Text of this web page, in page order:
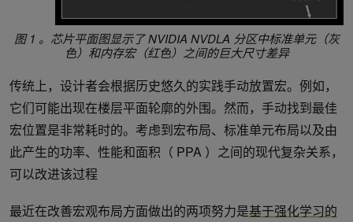
图 1 。芯片平面图显示了 NVIDIA NVDLA 分区中标准单元（灰
色）和内存宏（红色）之间的巨大尺寸差异
传统上，设计者会根据历史悠久的实践手动放置宏。例如，
它们可能出现在楼层平面轮廓的外围。然而，手动找到最佳
宏位置是非常耗时的。考虑到宏布局、标准单元布局以及由
此产生的功率、性能和面积（ PPA ）之间的现代复杂关系，
可以改进该过程
最近在改善宏观布局方面做出的两项努力是基于强化学习的